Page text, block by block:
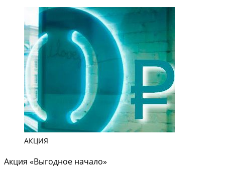
АКЦИЯ
Акция «Выгодное начало»